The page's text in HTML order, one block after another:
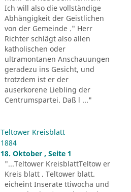
Ich will also die vollständige
Abhängigkeit der Geistlichen
von der Gemeinde ." Herr
Richter schlägt also allen
katholischen oder
ultramontanen Anschauungen
geradezu ins Gesicht, und
trotzdem ist er der
auserkorene Liebling der
Centrumspartei. Daß l ..."
Teltower Kreisblatt
1884
18. Oktober , Seite 1
"...Teltower KreisblattTeltow er
Kreis blatt . Teltower blatt.
eicheint Inserate ttiwocha und